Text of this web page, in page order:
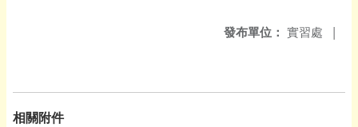
發布單位： 實習處 |
相關附件